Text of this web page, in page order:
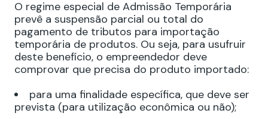
O regime especial de Admissão Temporária
prevê a suspensão parcial ou total do
pagamento de tributos para importação
temporária de produtos. Ou seja, para usufruir
deste benefício, o empreendedor deve
comprovar que precisa do produto importado:
para uma finalidade específica, que deve ser
prevista (para utilização econômica ou não);